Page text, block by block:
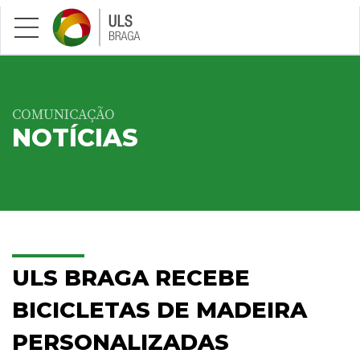
Saltar para conteúdo principal
COMUNICAÇÃO
NOTÍCIAS
ULS BRAGA RECEBE
BICICLETAS DE MADEIRA
PERSONALIZADAS